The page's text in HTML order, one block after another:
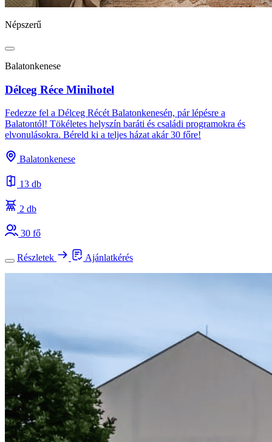
Népszerű
Balatonkenese
Délceg Réce Minihotel
Fedezze fel a Délceg Récét Balatonkenesén, pár lépésre a
Balatontól! Tökéletes helyszín baráti és családi programokra és
elvonulásokra. Béreld ki a teljes házat akár 30 főre!
Balatonkenese
13 db
2 db
30 fő
Részletek Ajánlatkérés